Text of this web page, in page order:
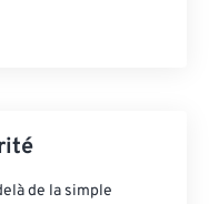
de la simple